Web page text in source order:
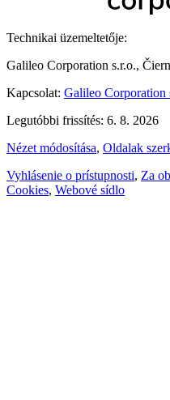
Technikai üzemeltetője:
Galileo Corporation s.r.o.,
Kapcsolat: Galileo Corporation
Legutóbbi frissítés: 6. 8. 2026
Nézet módosítása, Oldalak
Vyhlásenie o prístupnosti, Za
Cookies, Webové sídlo